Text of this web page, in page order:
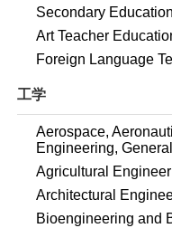
Secondary
Art Teacher
Foreign Language
工学
Aerospace,
Engineering, General
Agricultural
Architectural
Bioengineering and